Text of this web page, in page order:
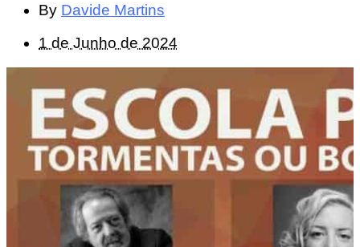
By Davide Martins
1 de Junho de 2024